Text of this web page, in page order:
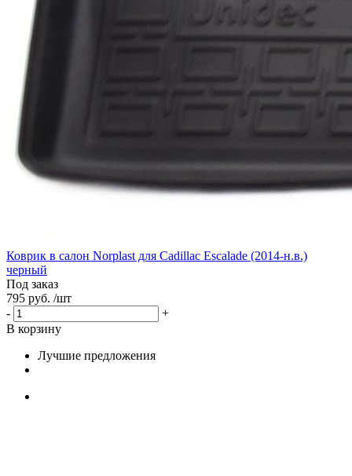
Коврик в салон Norplast для Cadillac Escalade (2014-н.в.)
черный
Под заказ
795 руб. /шт
-
+
В корзину
Лучшие предложения